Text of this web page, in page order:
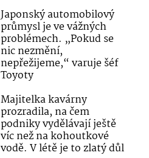
Japonský automobilový
průmysl je ve vážných
problémech. „Pokud se
nic nezmění,
nepřežijeme,“ varuje šéf
Toyoty
Majitelka kavárny
prozradila, na čem
podniky vydělávají ještě
víc než na kohoutkové
vodě. V létě je to zlatý důl